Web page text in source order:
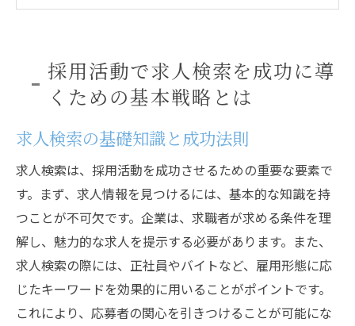
応募者を引き寄せる求人検索のコツ
求人検索で競争力を向上させる方法
求人検索を活用して理想の応募者を見つけるヒ
求人検索で理想の応募者を見つけるステッ
プ
求人検索の精度を上げるためのテクニック
応募者が求める情報を提供する方法
求人検索におけるデータ活用の重要性
求人情報と企業ブランドの調和
採用活動で求人検索を成功に導
くための基本戦略とは
求人検索の基礎知識と成功法則
求人検索は、採用活動を成功させるための重要な要素で
す。まず、求人情報を見つけるには、基本的な知識を持
つことが不可欠です。企業は、求職者が求める条件を理
解し、魅力的な求人を提示する必要があります。また、
求人検索の際には、正社員やバイトなど、雇用形態に応
じたキーワードを効果的に用いることがポイントです。
これにより、応募者の関心を引きつけることが可能にな